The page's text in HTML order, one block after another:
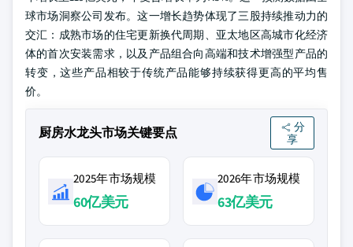
球市场洞察公司发布。这一增长趋势体现了三股持续推动力的
交汇：成熟市场的住宅更新换代周期、亚太地区高城市化经济
体的首次安装需求，以及产品组合向高端和技术增强型产品的
转变，这些产品相较于传统产品能够持续获得更高的平均售
价。
厨房水龙头市场关键要点
分
享
2025年市场规模
60亿美元
2026年市场规模
63亿美元